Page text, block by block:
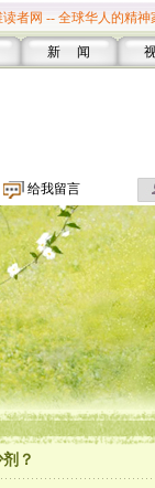
读者网 -- 全球华人的精神
新 闻
给我留言
？